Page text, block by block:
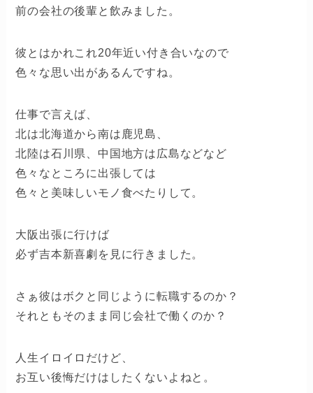
前の会社の後輩と飲みました。
彼とはかれこれ20年近い付き合いなので
色々な思い出があるんですね。
仕事で言えば、
北は北海道から南は鹿児島、
北陸は石川県、中国地方は広島などなど
色々なところに出張しては
色々と美味しいモノ食べたりして。
大阪出張に行けば
必ず吉本新喜劇を見に行きました。
さぁ彼はボクと同じように転職するのか？
それともそのまま同じ会社で働くのか？
人生イロイロだけど、
お互い後悔だけはしたくないよねと。